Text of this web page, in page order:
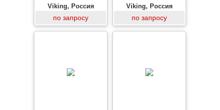
Viking, Россия
по запросу
Viking, Россия
по запросу